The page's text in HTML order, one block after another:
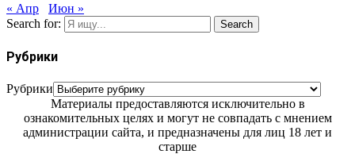
« Апр
Июн »
Search for:
Search
Рубрики
Рубрики
Материалы предоставляются исключительно в
ознакомительных целях и могут не совпадать с мнением
администрации сайта, и предназначены для лиц 18 лет и
старше